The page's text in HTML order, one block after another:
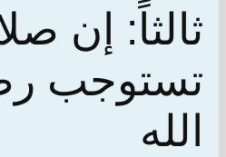
ثالثاً: إن
تستوجب
الله